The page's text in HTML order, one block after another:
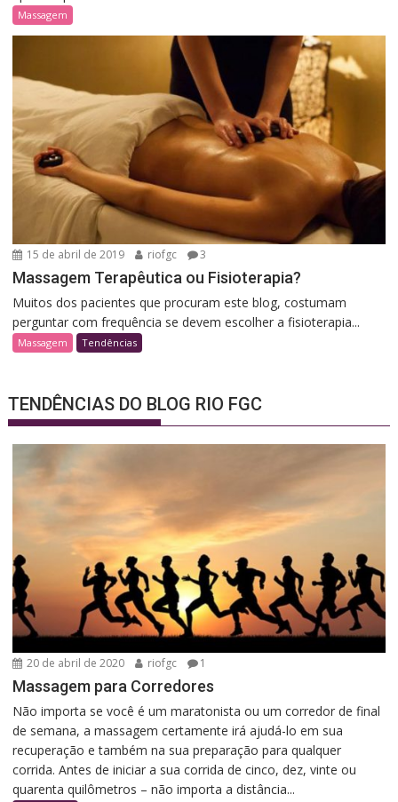
Massagem
15 de abril de 2019 riofgc 3
Massagem Terapêutica ou Fisioterapia?
Muitos dos pacientes que procuram este blog, costumam
perguntar com frequência se devem escolher a fisioterapia...
Massagem Tendências
TENDÊNCIAS DO BLOG RIO FGC
20 de abril de 2020 riofgc 1
Massagem para Corredores
Não importa se você é um maratonista ou um corredor de final
de semana, a massagem certamente irá ajudá-lo em sua
recuperação e também na sua preparação para qualquer
corrida. Antes de iniciar a sua corrida de cinco, dez, vinte ou
quarenta quilômetros – não importa a distância...